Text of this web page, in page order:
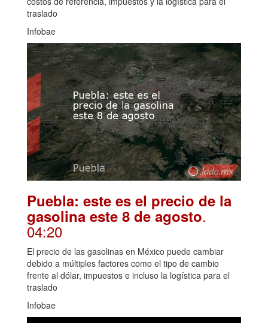
traslado
Infobae
Puebla: este es el precio de la
gasolina este 8 de agosto.
04:20
El precio de las gasolinas en México puede cambiar
debido a múltiples factores como el tipo de cambio
frente al dólar, impuestos e incluso la logística para el
traslado
Infobae